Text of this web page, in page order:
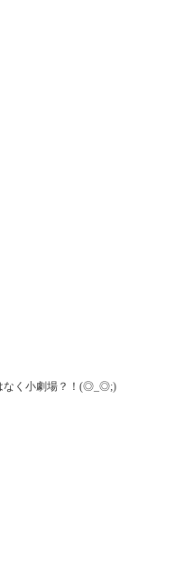
なく小劇場？！(◎_◎;)